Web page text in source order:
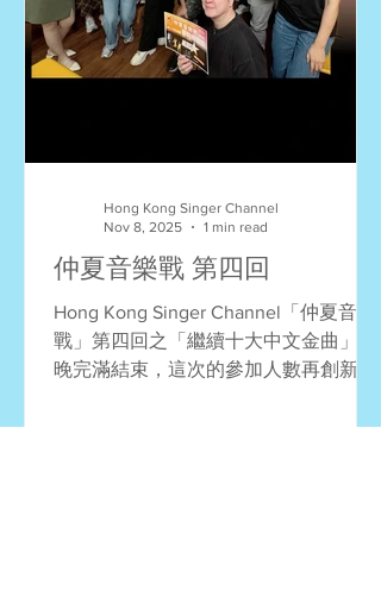
仲夏音樂戰 第四回
Hong Kong Singer Channel「仲夏音樂
戰」第四回之「繼續十大中文金曲」今
晚完滿結束，這次的參加人數再創新
的形式進行比賽，寓學習於競賽。多謝
Hong Kong Singer Channel
Nov 8, 2025
1 min read